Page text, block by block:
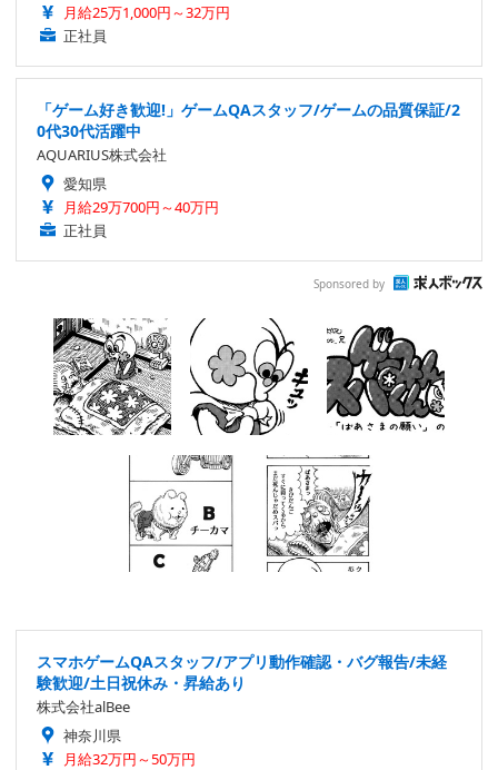
月給25万1,000円～32万円
正社員
「ゲーム好き歓迎!」ゲームQAスタッフ/ゲームの品質保証/2
0代30代活躍中
AQUARIUS株式会社
愛知県
月給29万700円～40万円
正社員
Sponsored by
スマホゲームQAスタッフ/アプリ動作確認・バグ報告/未経
験歓迎/土日祝休み・昇給あり
株式会社alBee
神奈川県
月給32万円～50万円